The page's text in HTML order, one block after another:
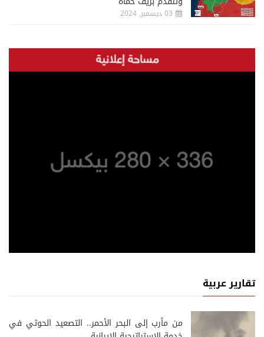
03 ديسمبر, 2024
تقارير عربية
من مأرب إلى البحر الأحمر.. التصعيد الحوثي في